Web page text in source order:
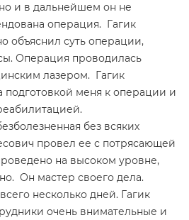
и в дальнейшем он не
операция. Гагик
объяснил суть операции,
Операция проводилась
лазером. Гагик
подготовкой меня к операции и
без всяких
провел ее с потрясающей
на высоком уровне,
Он мастер своего дела.
несколько дней. Гагик
очень внимательные и